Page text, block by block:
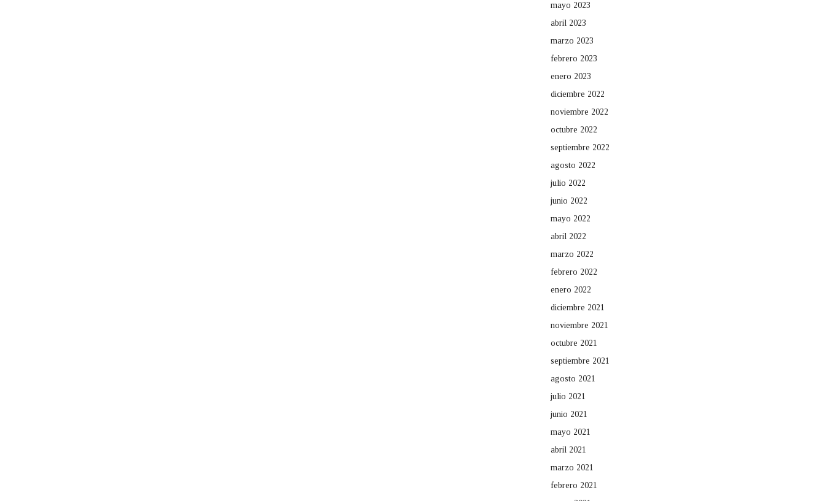
mayo 2023
abril 2023
marzo 2023
febrero 2023
enero 2023
diciembre 2022
noviembre 2022
octubre 2022
septiembre 2022
agosto 2022
julio 2022
junio 2022
mayo 2022
abril 2022
marzo 2022
febrero 2022
enero 2022
diciembre 2021
noviembre 2021
octubre 2021
septiembre 2021
agosto 2021
julio 2021
junio 2021
mayo 2021
abril 2021
marzo 2021
febrero 2021